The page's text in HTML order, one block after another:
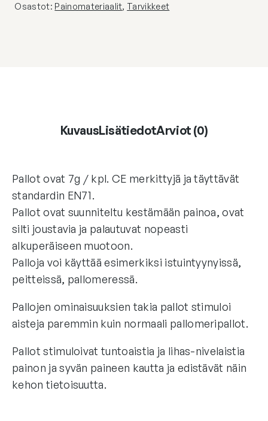
Osastot: Painomateriaalit, Tarvikkeet
KuvausLisätiedotArviot (0)
Pallot ovat 7g / kpl. CE merkittyjä ja täyttävät
standardin EN71.
Pallot ovat suunniteltu kestämään painoa, ovat
silti joustavia ja palautuvat nopeasti
alkuperäiseen muotoon.
Palloja voi käyttää esimerkiksi istuintyynyissä,
peitteissä, pallomeressä.
Pallojen ominaisuuksien takia pallot stimuloi
aisteja paremmin kuin normaali pallomeripallot.
Pallot stimuloivat tuntoaistia ja lihas-nivelaistia
painon ja syvän paineen kautta ja edistävät näin
kehon tietoisuutta.